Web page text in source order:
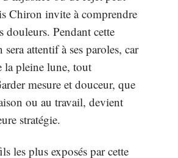
Chiron invite à comprendre
douleurs. Pendant cette
sera attentif à ses paroles, car
la pleine lune, tout
mesure et douceur, que
ou au travail, devient
stratégie.
les plus exposés par cette